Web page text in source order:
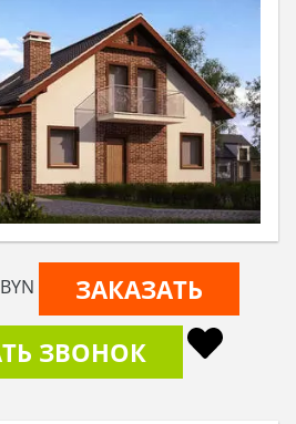
BYN
ЗАКАЗАТЬ
ЗВОНОК